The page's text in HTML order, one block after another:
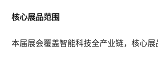
核心展品范围
本届展会覆盖智能科技全产业链，核心